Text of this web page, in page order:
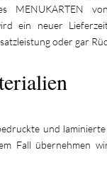
MENUKARTEN
ein neuer
oder gar
und
Fall übernehmen